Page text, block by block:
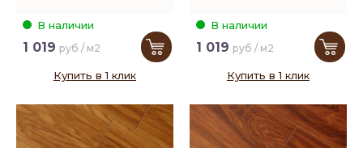
В наличии
1 019 руб / м2
Купить в 1 клик
В наличии
1 019 руб / м2
Купить в 1 клик